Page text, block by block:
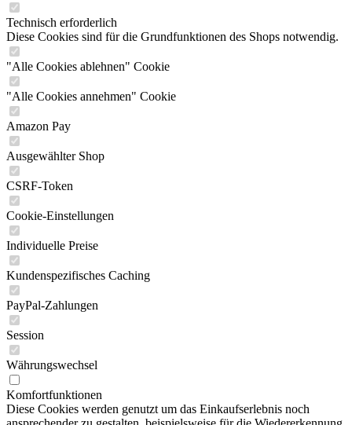
Technisch erforderlich
Diese Cookies sind für die Grundfunktionen des Shops notwendig.
"Alle Cookies ablehnen" Cookie
"Alle Cookies annehmen" Cookie
Amazon Pay
Ausgewählter Shop
CSRF-Token
Cookie-Einstellungen
Individuelle Preise
Kundenspezifisches Caching
PayPal-Zahlungen
Session
Währungswechsel
Komfortfunktionen
Diese Cookies werden genutzt um das Einkaufserlebnis noch